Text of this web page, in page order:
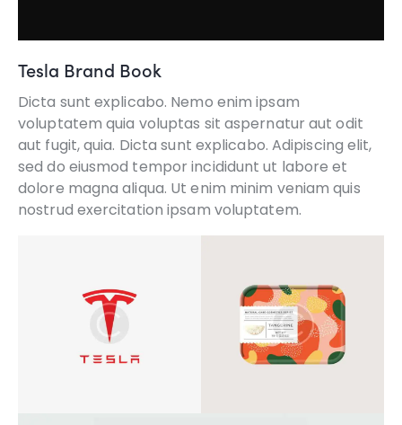
Tesla Brand Book
Dicta sunt explicabo. Nemo enim ipsam
voluptatem quia voluptas sit aspernatur aut odit
aut fugit, quia. Dicta sunt explicabo. Adipiscing elit,
sed do eiusmod tempor incididunt ut labore et
dolore magna aliqua. Ut enim minim veniam quis
nostrud exercitation ipsam voluptatem.